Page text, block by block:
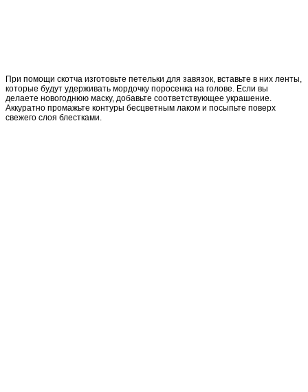
При помощи скотча изготовьте петельки для завязок, вставьте в них ленты,
которые будут удерживать мордочку поросенка на голове. Если вы
делаете новогоднюю маску, добавьте соответствующее украшение.
Аккуратно промажьте контуры бесцветным лаком и посыпьте поверх
свежего слоя блестками.